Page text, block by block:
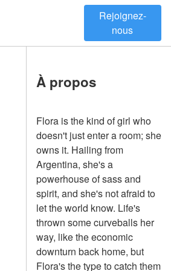
Rejoignez-
nous
À propos
Flora is the kind of girl who
doesn't just enter a room; she
owns it. Hailing from
Argentina, she's a
powerhouse of sass and
spirit, and she's not afraid to
let the world know. Life's
thrown some curveballs her
way, like the economic
downturn back home, but
Flora's the type to catch them